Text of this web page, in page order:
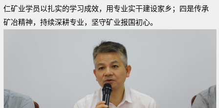
仁矿业学员以扎实的学习成效，用专业实干建设家乡；四是传承
矿冶精神，持续深耕专业，坚守矿业报国初心。